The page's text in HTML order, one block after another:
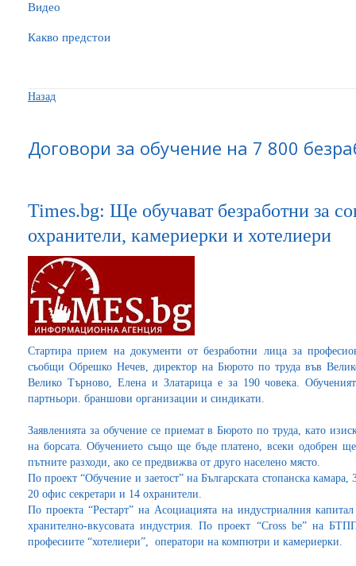
Видео
Какво предстои
Назад
Договори за обучение на 7 800
Times.bg: Ще обучават безработни за
охранители, камериерки и хотелиери
Стартира прием на документи от безработни лица за
съобщи Обрешко Нечев, директор на Бюрото по труда във
Велико Търново, Елена и Златарица е за 190 човека.
партньори. браншови организации и синдикати.
Заявленията за обучение се приемат в Бюрото по труда, като
на борсата. Обучението също ще бъде платено, всеки одобрен
пътните разходи, ако се предвижва от друго населено място.
По проект “Обучение и заетост” на Българската стопанска
20 офис секретари и 14 охранители.
По проекта “Рестарт” на Асоциацията на индустриалния
хранително-вкусовата индустрия. По проект “Cross be” на
професиите “хотелиери”, оператори на компютри и камериерки.